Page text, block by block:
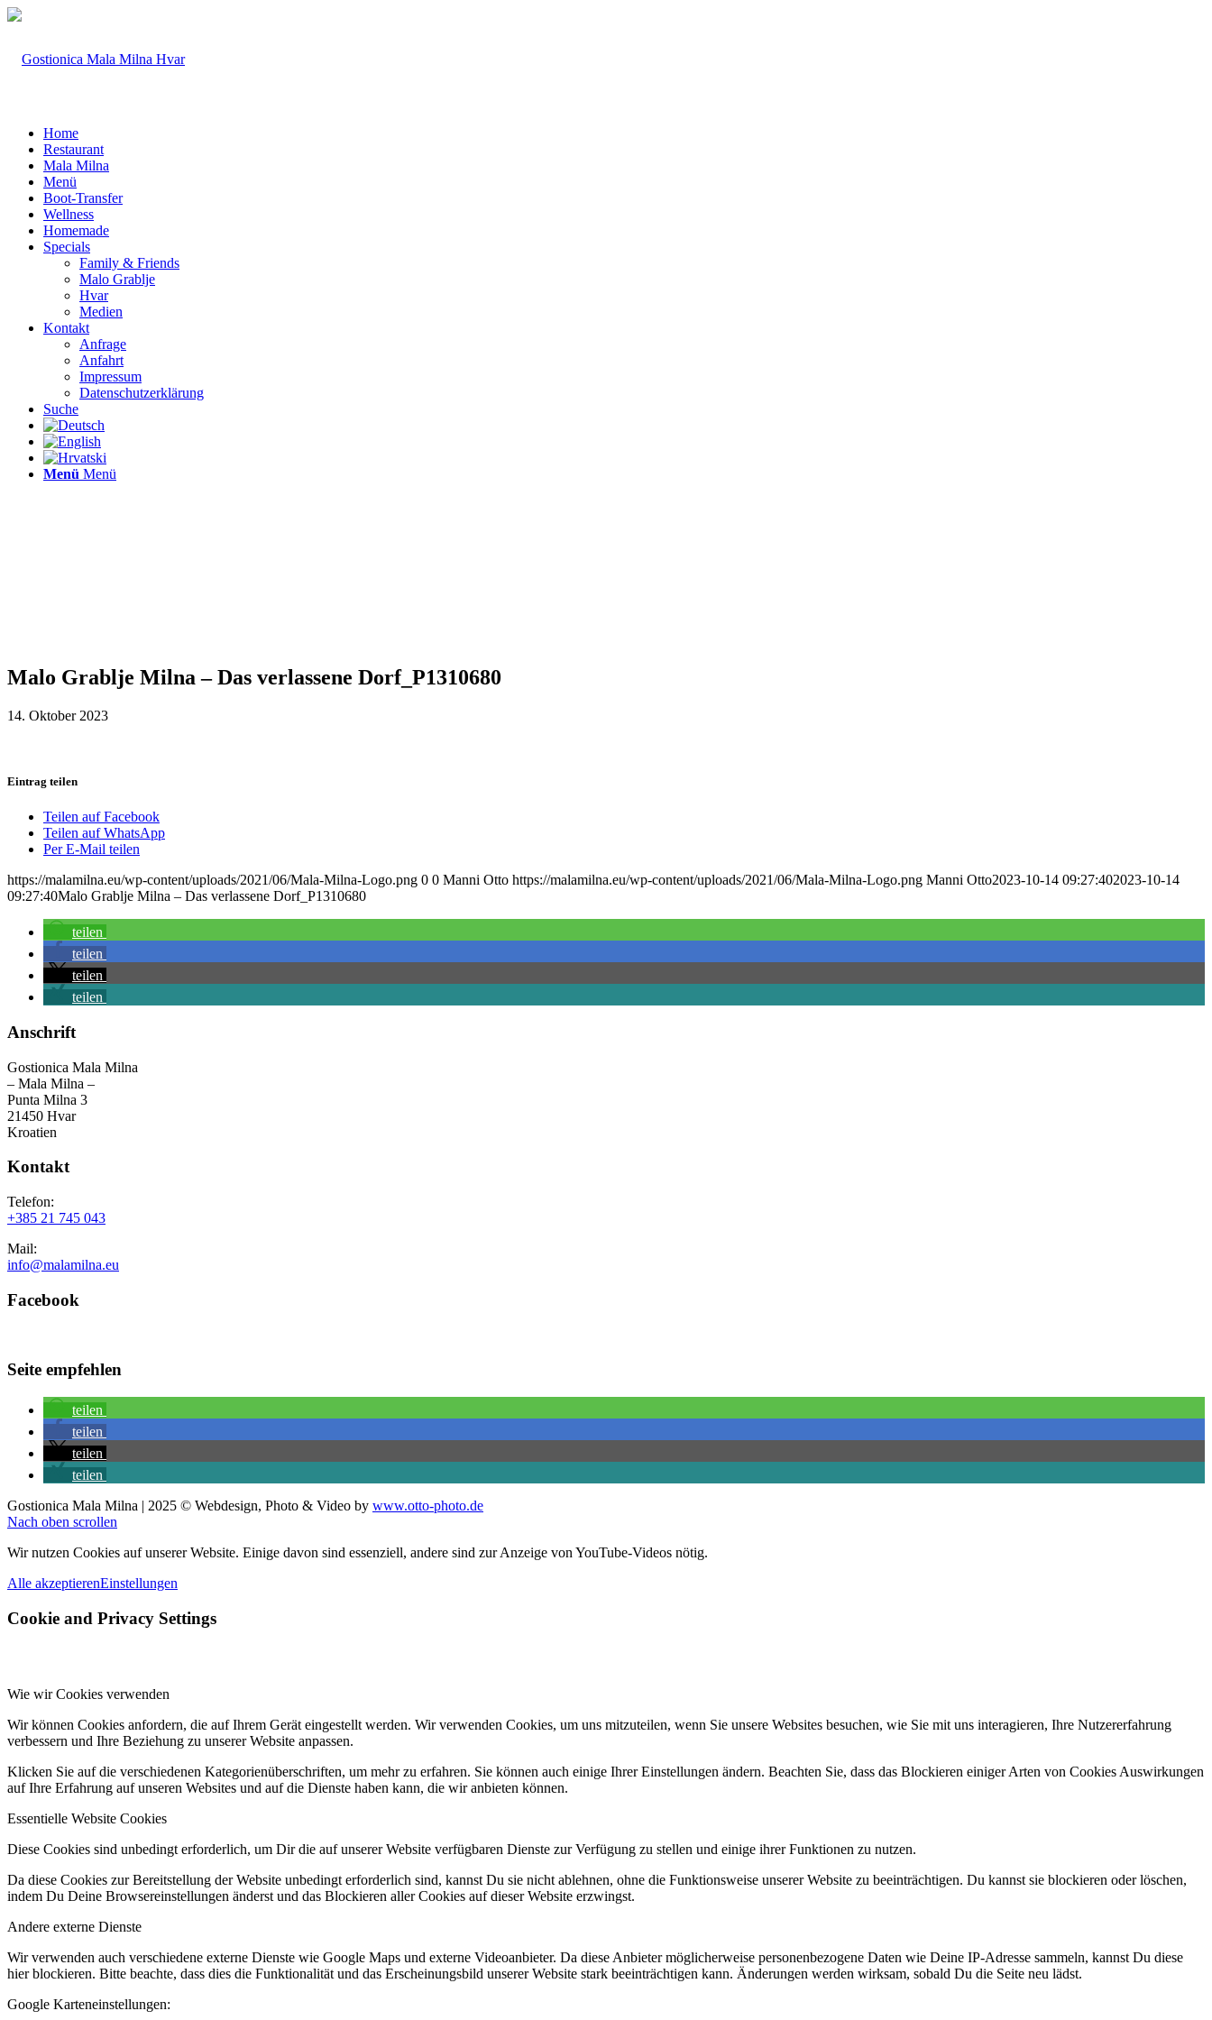
Home
Restaurant
Mala Milna
Menü
Boot-Transfer
Wellness
Homemade
Specials
Family & Friends
Malo Grablje
Hvar
Medien
Kontakt
Anfrage
Anfahrt
Impressum
Datenschutzerklärung
Suche
Menü Menü
Malo Grablje Milna – Das verlassene Dorf_P1310680
14. Oktober 2023
Eintrag teilen
Teilen auf Facebook
Teilen auf WhatsApp
Per E-Mail teilen
https://malamilna.eu/wp-content/uploads/2021/06/Mala-Milna-Logo.png 0 0 Manni Otto https://malamilna.eu/wp-content/uploads/2021/06/Mala-Milna-Logo.png Manni Otto2023-10-14 09:27:402023-10-14
09:27:40Malo Grablje Milna – Das verlassene Dorf_P1310680
teilen
teilen
teilen
teilen
Anschrift
Gostionica Mala Milna
– Mala Milna –
Punta Milna 3
21450 Hvar
Kroatien
Kontakt
Telefon:
+385 21 745 043
Mail:
info@malamilna.eu
Facebook
Seite empfehlen
teilen
teilen
teilen
teilen
Gostionica Mala Milna | 2025 © Webdesign, Photo & Video by www.otto-photo.de
Nach oben scrollen
Wir nutzen Cookies auf unserer Website. Einige davon sind essenziell, andere sind zur Anzeige von YouTube-Videos nötig.
Alle akzeptierenEinstellungen
Cookie and Privacy Settings
Wie wir Cookies verwenden
Wir können Cookies anfordern, die auf Ihrem Gerät eingestellt werden. Wir verwenden Cookies, um uns mitzuteilen, wenn Sie unsere Websites besuchen, wie Sie mit uns interagieren, Ihre Nutzererfahrung
verbessern und Ihre Beziehung zu unserer Website anpassen.
Klicken Sie auf die verschiedenen Kategorienüberschriften, um mehr zu erfahren. Sie können auch einige Ihrer Einstellungen ändern. Beachten Sie, dass das Blockieren einiger Arten von Cookies Auswirkungen
auf Ihre Erfahrung auf unseren Websites und auf die Dienste haben kann, die wir anbieten können.
Essentielle Website Cookies
Diese Cookies sind unbedingt erforderlich, um Dir die auf unserer Website verfügbaren Dienste zur Verfügung zu stellen und einige ihrer Funktionen zu nutzen.
Da diese Cookies zur Bereitstellung der Website unbedingt erforderlich sind, kannst Du sie nicht ablehnen, ohne die Funktionsweise unserer Website zu beeinträchtigen. Du kannst sie blockieren oder löschen,
indem Du Deine Browsereinstellungen änderst und das Blockieren aller Cookies auf dieser Website erzwingst.
Andere externe Dienste
Wir verwenden auch verschiedene externe Dienste wie Google Maps und externe Videoanbieter. Da diese Anbieter möglicherweise personenbezogene Daten wie Deine IP-Adresse sammeln, kannst Du diese
hier blockieren. Bitte beachte, dass dies die Funktionalität und das Erscheinungsbild unserer Website stark beeinträchtigen kann. Änderungen werden wirksam, sobald Du die Seite neu lädst.
Google Karteneinstellungen: